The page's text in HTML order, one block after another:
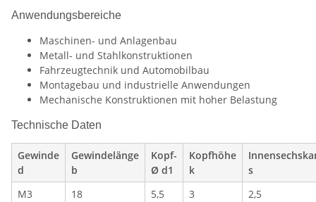
Anwendungsbereiche
Maschinen- und Anlagenbau
Metall- und Stahlkonstruktionen
Fahrzeugtechnik und Automobilbau
Montagebau und industrielle Anwendungen
Mechanische Konstruktionen mit hoher Belastung
Technische Daten
Gewinde
d
Gewindelänge
b
Kopf-
Ø d1
Kopfhöhe
k
s
M3
18 5,5 3
2,5